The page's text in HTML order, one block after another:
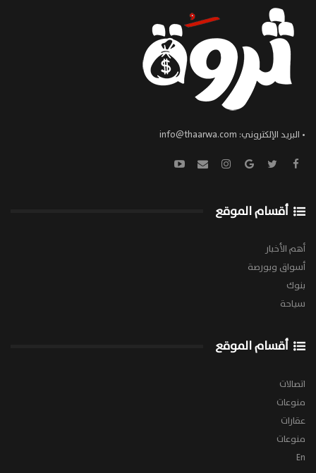
• البريد الإلكتروني: info@thaarwa.com
أقسام الموقع
أهم الأخبار
أسواق وبورصة
بنوك
سياحة
أقسام الموقع
اتصالات
منوعات
عقارات
منوعات
En